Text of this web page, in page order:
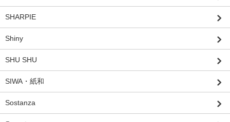
SHARPIE
Shiny
SHU SHU
SIWA・紙和
Sostanza